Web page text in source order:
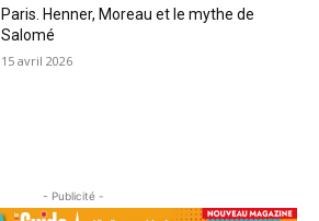
Paris. Henner, Moreau et le mythe de
Salomé
15 avril 2026
- Publicité -